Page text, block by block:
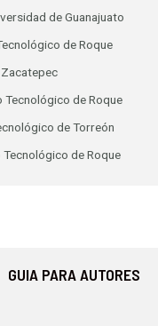
de Guanajuato
de Roque
de Roque
de Torreón
de Roque
GUIA PARA AUTORES